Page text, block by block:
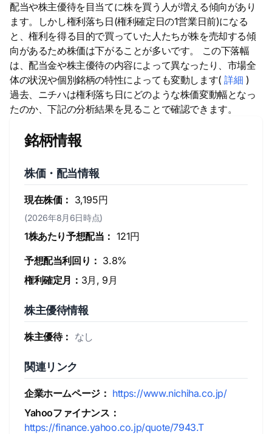
配当や株主優待を目当てに株を買う人が増える傾向があり
ます。しかし権利落ち日(権利確定日の1営業日前)になる
と、権利を得る目的で買っていた人たちが株を売却する傾
向があるため株価は下がることが多いです。 この下落幅
は、配当金や株主優待の内容によって異なったり、市場全
体の状況や個別銘柄の特性によっても変動します(詳細 )
過去、ニチハは権利落ち日にどのような株価変動幅となっ
たのか、下記の分析結果を見ることで確認できます。
銘柄情報
株価・配当情報
現在株価： 3,195円
(2026年8月6日時点)
1株あたり予想配当： 121円
予想配当利回り： 3.8%
権利確定月： 3月, 9月
株主優待情報
株主優待： なし
関連リンク
企業ホームページ： https://www.nichiha.co.jp/
Yahooファイナンス：
https://finance.yahoo.co.jp/quote/7943.T